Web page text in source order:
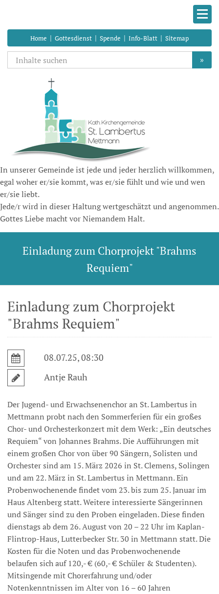
Home | Gottesdienst | Spende | Info-Blatt | Sitemap
»
In unserer Gemeinde ist jede und jeder herzlich willkommen,
egal woher er/sie kommt, was er/sie fühlt und wie und wen
er/sie liebt.
Jede/r wird in dieser Haltung wertgeschätzt und angenommen.
Gottes Liebe macht vor Niemandem Halt.
Einladung zum Chorprojekt "Brahms
Requiem"
Einladung zum Chorprojekt
"Brahms Requiem"
08.07.25, 08:30
Antje Rauh
Der Jugend- und Erwachsenenchor an St. Lambertus in
Mettmann probt nach den Sommerferien für ein großes
Chor- und Orchesterkonzert mit dem Werk: „Ein deutsches
Requiem“ von Johannes Brahms. Die Aufführungen mit
einem großen Chor von über 90 Sängern, Solisten und
Orchester sind am 15. März 2026 in St. Clemens, Solingen
und am 22. März in St. Lambertus in Mettmann. Ein
Probenwochenende findet vom 23. bis zum 25. Januar im
Haus Altenberg statt. Weitere interessierte Sängerinnen
und Sänger sind zu den Proben eingeladen. Diese finden
dienstags ab dem 26. August von 20 – 22 Uhr im Kaplan-
Flintrop-Haus, Lutterbecker Str. 30 in Mettmann statt. Die
Kosten für die Noten und das Probenwochenende
belaufen sich auf 120,- € (60,- € Schüler & Studenten).
Mitsingende mit Chorerfahrung und/oder
Notenkenntnissen im Alter von 16 – 60 Jahren